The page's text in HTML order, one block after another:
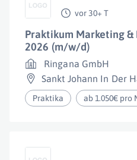
vor 30+ T
Praktikum Marketing
2026 (m/w/d)
Ringana GmbH
Sankt Johann In Der
Praktika ab 1.050€ pro